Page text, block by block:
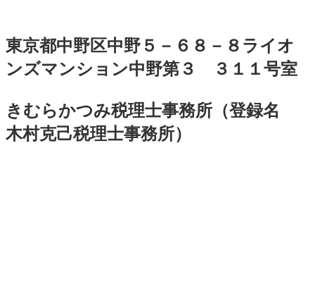
東京都中野区中野５－６８－８ライオ
ンズマンション中野第３ ３１１号室
きむらかつみ税理士事務所（登録名
木村克己税理士事務所）